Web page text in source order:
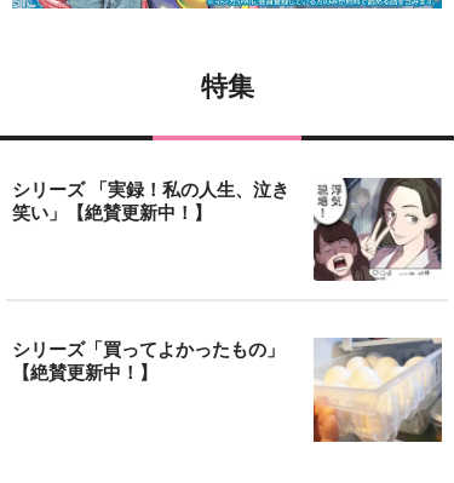
特集
シリーズ 「実録！私の人生、泣き
笑い」【絶賛更新中！】
シリーズ「買ってよかったもの」
【絶賛更新中！】